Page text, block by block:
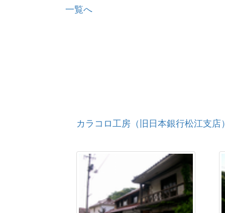
一覧へ
カラコロ工房（旧日本銀行松江支店